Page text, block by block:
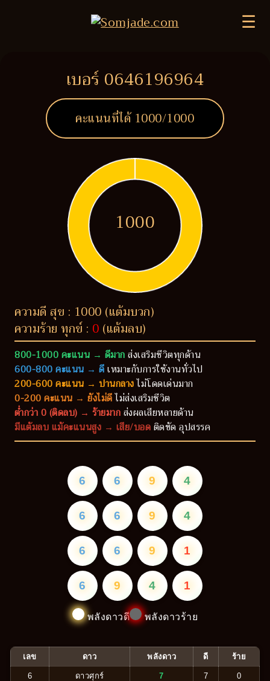
☰
เบอร์ 0646196964
คะแนนที่ได้ 1000/1000
1000
ความดี สุข : 1000 (แต้มบวก)
ความร้าย ทุกข์ : 0 (แต้มลบ)
800-1000 คะแนน → ดีมากส่งเสริมชีวิตทุกด้าน
600-800 คะแนน → ดีเหมาะกับการใช้งานทั่วไป
200-600 คะแนน → ปานกลางไม่โดดเด่นมาก
0-200 คะแนน → ยังไม่ดีไม่ส่งเสริมชีวิต
ต่ำกว่า 0 (ติดลบ) → ร้ายมากส่งผลเสียหลายด้าน
มีแต้มลบ แม้คะแนนสูง → เสีย/บอดติดขัด อุปสรรค
6 6 9 4
6 6 9 4
6 6 9 1
6 9 4 1
พลังดาวดี พลังดาวร้าย
เลข ดาว พลังดาว ดี ร้าย
6 ดาวศุกร์ 7 7 0